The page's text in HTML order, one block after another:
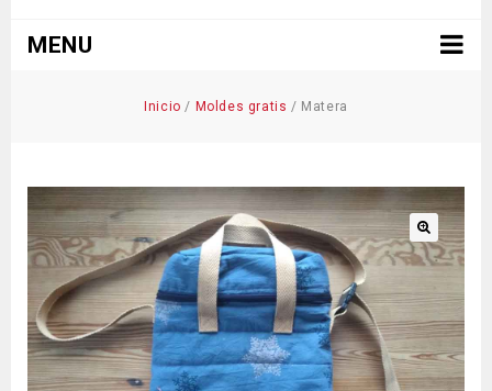
MENU
Inicio / Moldes gratis / Matera